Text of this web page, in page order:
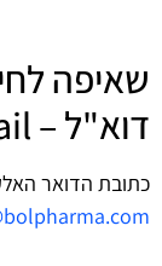
שאיפה
דוא"ל – Email
כתובת הדואר